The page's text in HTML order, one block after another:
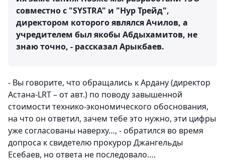
совместно с "SYSTRA" и "Нур Трейд",
директором которого являлся Ачилов, а
учредителем был якобы Абдыхамитов, не
знаю точно, - рассказал Арыкбаев.
- Вы говорите, что обращались к Ардану (директор
Астана-LRT – от авт.) по поводу завышенной
стоимости технико-экономического обоснования,
на что он ответил, зачем тебе это нужно, эти цифры
уже согласованы наверху…, - обратился во время
допроса к свидетелю прокурор Джангельды
Есебаев, но ответа не последовало….